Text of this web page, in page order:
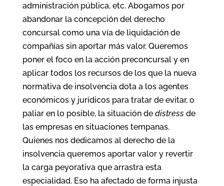
administración pública, etc. Abogamos por
abandonar la concepción del derecho
concursal como una vía de liquidación de
compañías sin aportar más valor. Queremos
poner el foco en la acción preconcursal y en
aplicar todos los recursos de los que la nueva
normativa de insolvencia dota a los agentes
económicos y jurídicos para tratar de evitar, o
paliar en lo posible, la situación de distressde
las empresas en situaciones tempanas.
Quienes nos dedicamos al derecho de la
insolvencia queremos aportar valor y revertir
la carga peyorativa que arrastra esta
especialidad. Eso ha afectado de forma injusta